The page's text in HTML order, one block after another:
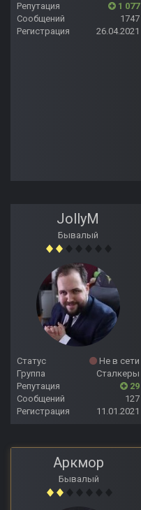
Репутация
1 077
Сообщений
1747
Регистрация
26.04.2021
JollyM
Бывалый
Статус
Не в сети
Группа
Сталкеры
Репутация
29
Сообщений
127
Регистрация
11.01.2021
Аркмор
Бывалый